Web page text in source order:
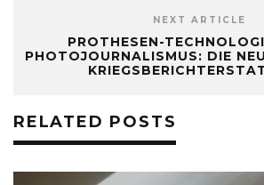
NEXT ARTICLE
PROTHESEN-
PHOTOJOURNALISMUS: DIE
RELATED POSTS